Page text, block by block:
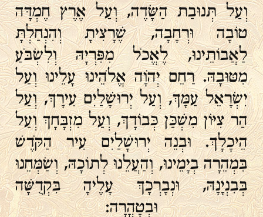
וְעַל תְּנוּבַת הַשָּׂדֶה, וְעַל אֶרֶץ חֶמְדָּה
טוֹבָה וּרְחָבָה, שֶׁרָצִיתָ וְהִנְחַלְתָּ
לַאֲבוֹתֵינוּ, לֶאֱכֹל מִפִּרְיָהּ וְלִשְׂבֹּעַ
מִטּוּבָהּ. רַחֵם יְהֹוָה אֱלֹהֵינוּ עָלֵינוּ וְעַל
יִשְׂרָאֵל עַמָּךְ, וְעַל יְרוּשָׁלַיִם עִירָךְ, וְעַל
הַר צִיּוֹן מִשְׁכַּן כְּבוֹדָךְ, וְעַל מִזְבָּחָךְ וְעַל
הֵיכָלָךְ. וּבְנֵה יְרוּשָׁלַיִם עִיר הַקֹּדֶשׁ
בִּמְהֵרָה בְיָמֵינוּ, וְהַעֲלֵנוּ לְתוֹכָהּ, וְשַׂמְּחֵנוּ
בְּבִנְיָנָהּ, וּנְבָרְכָךְ עָלֶיהָ בִּקְדֻשָּׁה
וּבְטָהֳרָה: